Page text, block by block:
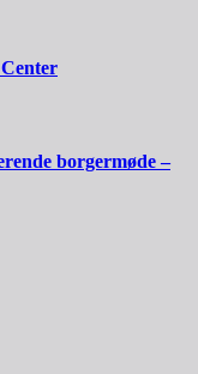
borgermøde –